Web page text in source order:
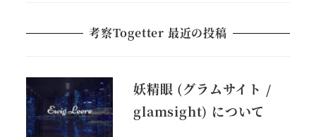
考察Togetter 最近の投稿
妖精眼 (グラムサイト /
glamsight) について